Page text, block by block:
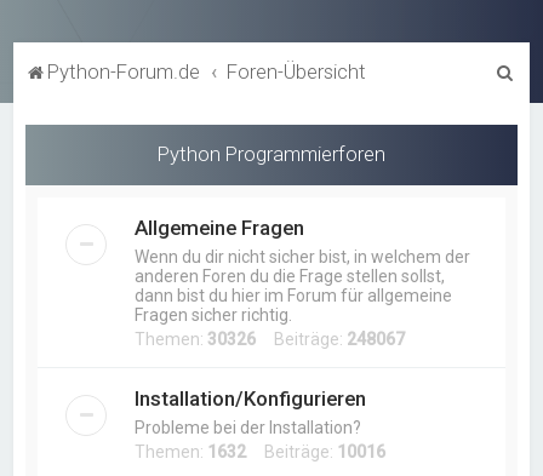
Python-Forum.de Foren-Übersicht
Python Programmierforen
Allgemeine Fragen
Wenn du dir nicht sicher bist, in welchem der
anderen Foren du die Frage stellen sollst,
dann bist du hier im Forum für allgemeine
Fragen sicher richtig.
Themen: 30326 Beiträge: 248067
Installation/Konfigurieren
Probleme bei der Installation?
Themen: 1632Beiträge: 10016